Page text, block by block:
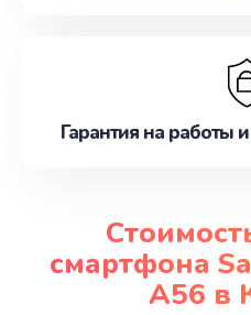
Гарантия на работы
смартфона
A56 в